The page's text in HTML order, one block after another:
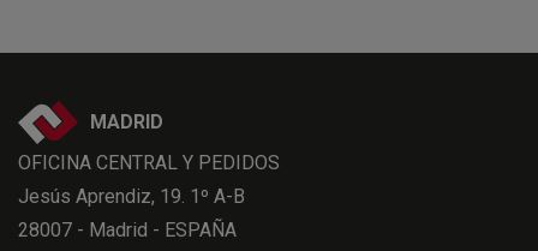
MADRID
OFICINA CENTRAL Y PEDIDOS
Jesús Aprendiz, 19. 1º A-B
28007 - Madrid - ESPAÑA